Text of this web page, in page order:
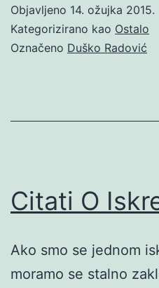
Objavljeno 14. ožujka 2015.
Kategorizirano kao Ostalo
Označeno Duško Radović
Citati O
Ako smo se jednom
moramo se stalno